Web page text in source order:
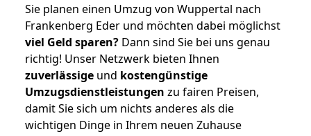
Sie planen einen Umzug von Wuppertal nach
Frankenberg Eder und möchten dabei möglichst
viel Geld sparen? Dann sind Sie bei uns genau
richtig! Unser Netzwerk bieten Ihnen
zuverlässige und kostengünstige
Umzugsdienstleistungen zu fairen Preisen,
damit Sie sich um nichts anderes als die
wichtigen Dinge in Ihrem neuen Zuhause